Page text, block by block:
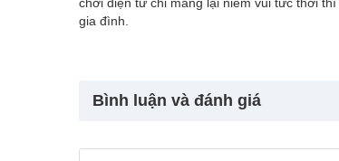
gia đình.
Bình luận và đánh giá